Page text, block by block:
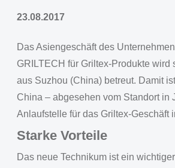
23.08.2017
Das Asiengeschäft des
GRILTECH für Griltex-Produkte wird
aus Suzhou (China) betreut. Damit
China – abgesehen vom Standort in
Anlaufstelle für das Griltex-Geschäft
Starke Vorteile
Das neue Technikum ist ein